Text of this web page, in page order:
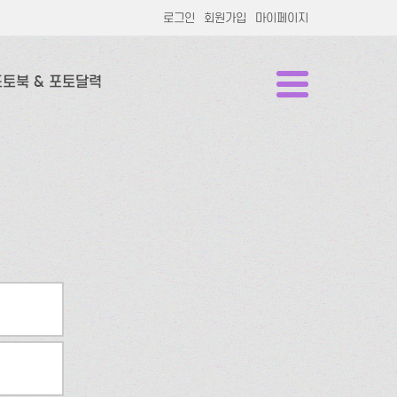
로그인 회원가입 마이페이지
북 & 포토달력